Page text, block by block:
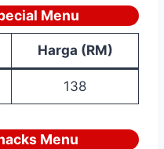
Menu
Harga (RM)
138
Menu